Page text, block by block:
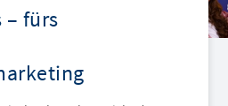
entdecken …
ist jedenfalls das Ziel des